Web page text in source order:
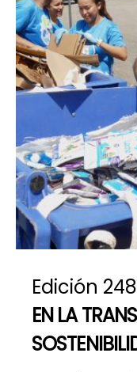
Edición 248
EN LA